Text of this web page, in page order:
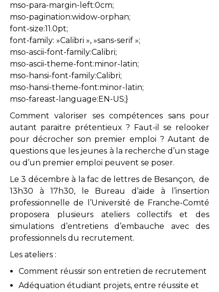
mso-para-margin-left:0cm;
mso-pagination:widow-orphan;
font-size:11.0pt;
font-family: »Calibri », »sans-serif »;
mso-ascii-font-family:Calibri;
mso-ascii-theme-font:minor-latin;
mso-hansi-font-family:Calibri;
mso-hansi-theme-font:minor-latin;
mso-fareast-language:EN-US;}
Comment valoriser ses compétences sans pour
autant paraitre prétentieux ? Faut-il se relooker
pour décrocher son premier emploi ? Autant de
questions que les jeunes à la recherche d’un stage
ou d’un premier emploi peuvent se poser.
Le 3 décembre à la fac de lettres de Besançon, de
13h30 à 17h30, le Bureau d’aide à l’insertion
professionnelle de l’Université de Franche-Comté
proposera plusieurs ateliers collectifs et des
simulations d’entretiens d’embauche avec des
professionnels du recrutement.
Les ateliers :
Comment réussir son entretien de recrutement
Adéquation étudiant projets, entre réussite et